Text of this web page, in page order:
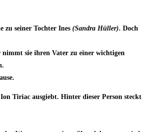
zu seiner Tochter Ines (Sandra Hüller). Doch
nimmt sie ihren Vater zu einer wichtigen
Tiriac ausgiebt. Hinter dieser Person steckt